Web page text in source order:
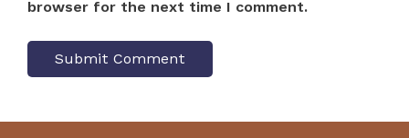
browser for the next time I comment.